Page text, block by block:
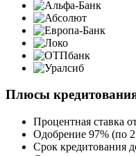
Плюсы
Процентная ставка
Одобрение 97% (по
Срок кредитования